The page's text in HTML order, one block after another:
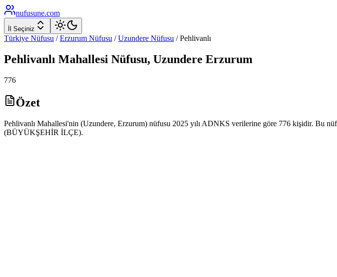
nufusune.com
İl Seçiniz
Türkiye Nüfusu / Erzurum Nüfusu / Uzundere Nüfusu /Pehlivanlı
Pehlivanlı Mahallesi Nüfusu, Uzundere Erzurum
776
Özet
Pehlivanlı Mahallesi'nin (Uzundere, Erzurum) nüfusu 2025 yılı ADNKS verilerine göre 776 kişidir. Bu
(BÜYÜKŞEHİR İLÇE).